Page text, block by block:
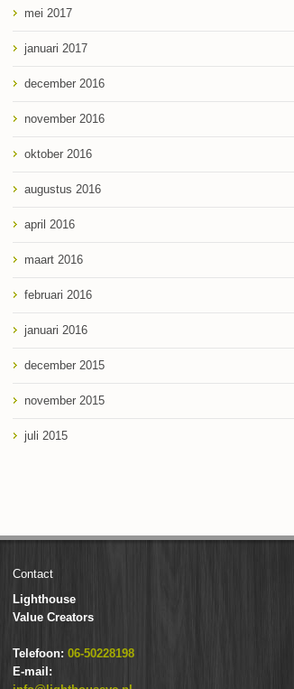
mei 2017
januari 2017
december 2016
november 2016
oktober 2016
augustus 2016
april 2016
maart 2016
februari 2016
januari 2016
december 2015
november 2015
juli 2015
Contact
Lighthouse
Value Creators
Telefoon: 06-50228198
E-mail: